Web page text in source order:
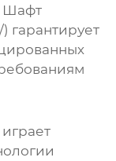
Шафт
гарантирует